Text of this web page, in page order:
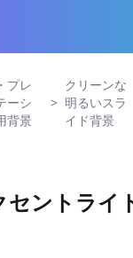
プレ
ーシ
背景
>
クリーンな
明るいスラ
イド背景
ントライ